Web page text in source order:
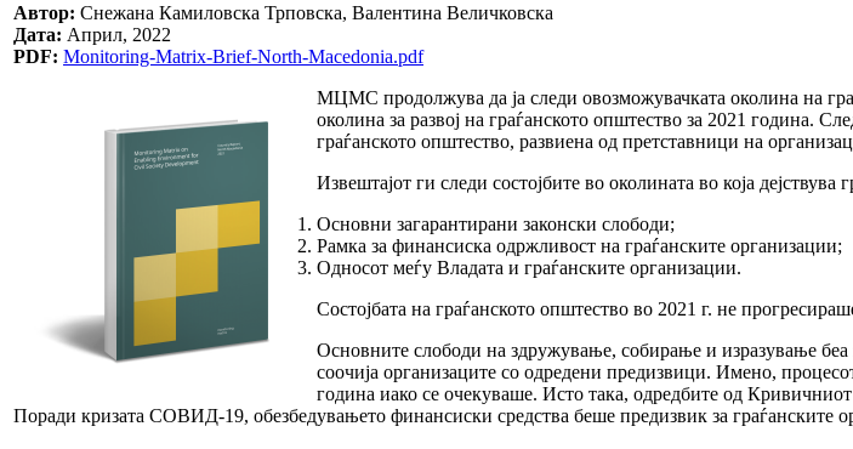
Автор: Снежана Камиловска Трповска, Валентина Величковска
Дата: Април, 2022
PDF: Monitoring-Matrix-Brief-North-Macedonia.pdf
МЦМС продолжува да ја следи овозможувачката околина на
околина за развој на граѓанското општество за 2021 година.
граѓанското општество, развиена од претставници на
Извештајот ги следи состојбите во околината во која
Основни загарантирани законски слободи;
Рамка за финансиска одржливост на граѓанските организации;
Односот меѓу Владата и граѓанските организации.
Состојбата на граѓанското општество во 2021 г. не
Основните слободи на здружување, собирање и изразување
соочија организаците со одредени предизвици. Имено,
година иако се очекуваше. Исто така, одредбите од
Поради кризата СОВИД-19, обезбедувањето финансиски средства беше предизвик за